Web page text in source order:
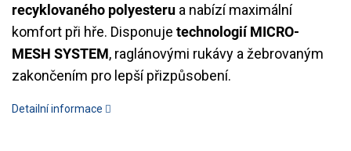
recyklovaného polyesteru a nabízí maximální
komfort při hře. Disponuje technologií MICRO-
MESH SYSTEM, raglánovými rukávy a žebrovaným
zakončením pro lepší přizpůsobení.
Detailní informace